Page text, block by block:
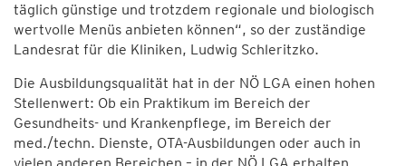
täglich günstige und trotzdem regionale und biologisch
wertvolle Menüs anbieten können“, so der zuständige
Landesrat für die Kliniken, Ludwig Schleritzko.
Die Ausbildungsqualität hat in der NÖ LGA einen hohen
Stellenwert: Ob ein Praktikum im Bereich der
Gesundheits- und Krankenpflege, im Bereich der
med./techn. Dienste, OTA-Ausbildungen oder auch in